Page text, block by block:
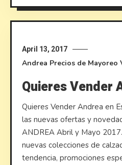
April 13, 2017
Andrea Precios de Mayoreo
Quieres Vender
Quieres Vender Andrea en
las nuevas ofertas y
ANDREA Abril y Mayo
nuevas colecciones de
tendencia, promociones